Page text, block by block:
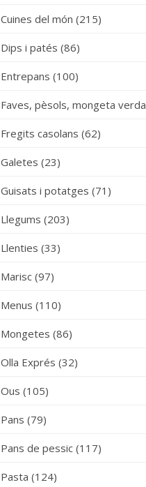
Cuines del món (215)
Dips i patés (86)
Entrepans (100)
Faves, pèsols, mongeta verda
Fregits casolans (62)
Galetes (23)
Guisats i potatges (71)
Llegums (203)
Llenties (33)
Marisc (97)
Menus (110)
Mongetes (86)
Olla Exprés (32)
Ous (105)
Pans (79)
Pans de pessic (117)
Pasta (124)